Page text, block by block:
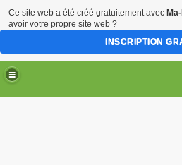
Ce site web a été créé gratuitement avec
avoir votre propre site web ?
INSCRIPTION